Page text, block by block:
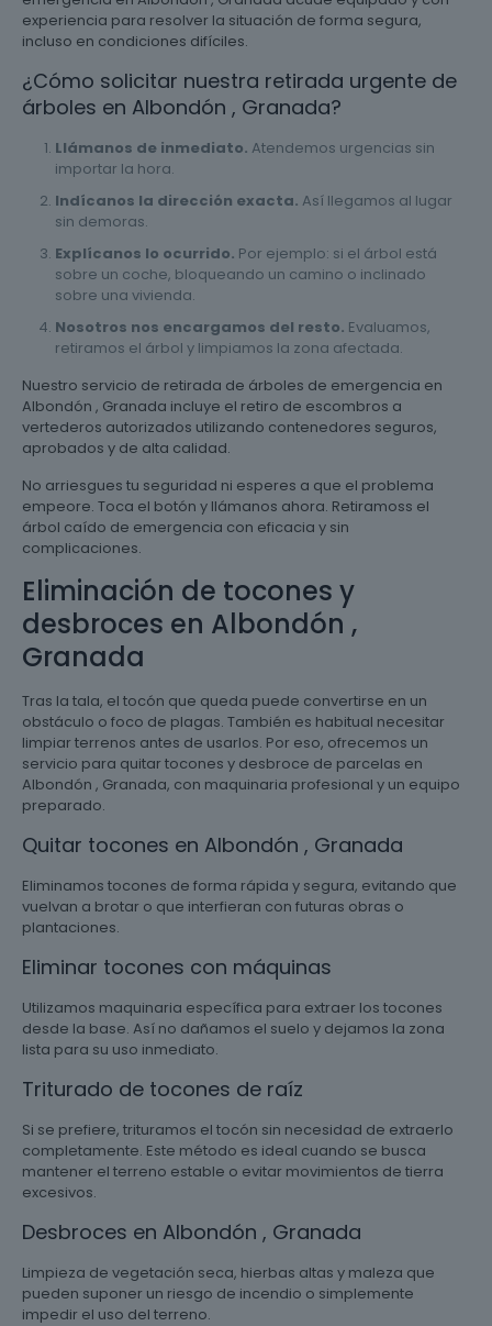
experiencia para resolver la situación de forma segura,
incluso en condiciones difíciles.
¿Cómo solicitar nuestra retirada urgente de
árboles en Albondón , Granada?
Llámanos de inmediato. Atendemos urgencias sin
importar la hora.
Indícanos la dirección exacta. Así llegamos al lugar
sin demoras.
Explícanos lo ocurrido. Por ejemplo: si el árbol está
sobre un coche, bloqueando un camino o inclinado
sobre una vivienda.
Nosotros nos encargamos del resto. Evaluamos,
retiramos el árbol y limpiamos la zona afectada.
Nuestro servicio de retirada de árboles de emergencia en
Albondón , Granada incluye el retiro de escombros a
vertederos autorizados utilizando contenedores seguros,
aprobados y de alta calidad.
No arriesgues tu seguridad ni esperes a que el problema
empeore. Toca el botón y llámanos ahora. Retiramoss el
árbol caído de emergencia con eficacia y sin
complicaciones.
Eliminación de tocones y
desbroces en Albondón ,
Granada
Tras la tala, el tocón que queda puede convertirse en un
obstáculo o foco de plagas. También es habitual necesitar
limpiar terrenos antes de usarlos. Por eso, ofrecemos un
servicio para quitar tocones y desbroce de parcelas en
Albondón , Granada, con maquinaria profesional y un equipo
preparado.
Quitar tocones en Albondón , Granada
Eliminamos tocones de forma rápida y segura, evitando que
vuelvan a brotar o que interfieran con futuras obras o
plantaciones.
Eliminar tocones con máquinas
Utilizamos maquinaria específica para extraer los tocones
desde la base. Así no dañamos el suelo y dejamos la zona
lista para su uso inmediato.
Triturado de tocones de raíz
Si se prefiere, trituramos el tocón sin necesidad de extraerlo
completamente. Este método es ideal cuando se busca
mantener el terreno estable o evitar movimientos de tierra
excesivos.
Desbroces en Albondón , Granada
Limpieza de vegetación seca, hierbas altas y maleza que
pueden suponer un riesgo de incendio o simplemente
impedir el uso del terreno.